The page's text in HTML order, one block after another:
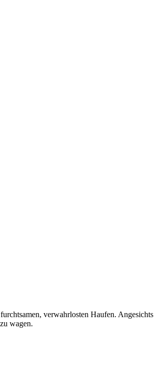
verwahrlosten Haufen. Angesichts
wagen.